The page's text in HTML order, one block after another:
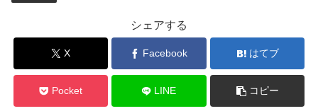
シェアする
X Facebook はてブ
Pocket LINE コピー